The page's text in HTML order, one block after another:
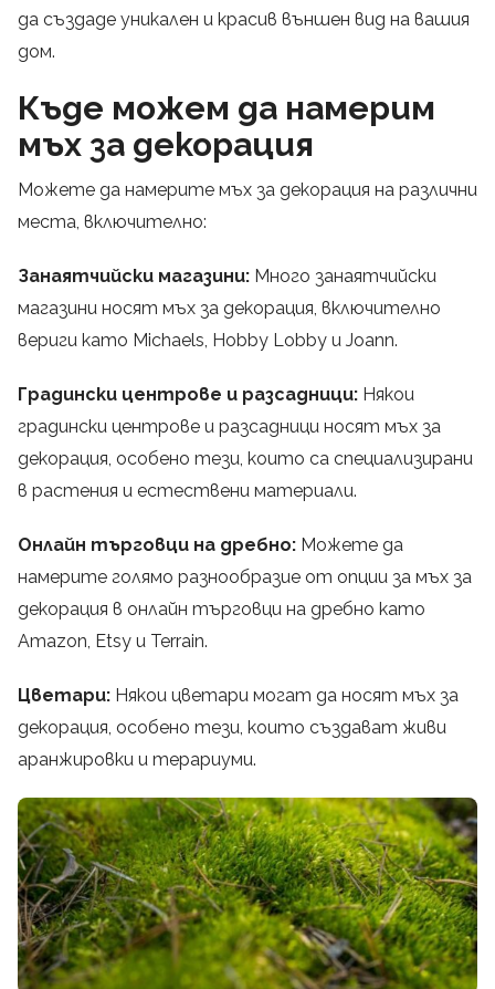
да създаде уникален и красив външен вид на вашия
дом.
Къде можем да намерим
мъх за декорация
Можете да намерите мъх за декорация на различни
места, включително:
Занаятчийски магазини: Много занаятчийски
магазини носят мъх за декорация, включително
вериги като Michaels, Hobby Lobby и Joann.
Градински центрове и разсадници: Някои
градински центрове и разсадници носят мъх за
декорация, особено тези, които са специализирани
в растения и естествени материали.
Онлайн търговци на дребно: Можете да
намерите голямо разнообразие от опции за мъх за
декорация в онлайн търговци на дребно като
Amazon, Etsy и Terrain.
Цветари: Някои цветари могат да носят мъх за
декорация, особено тези, които създават живи
аранжировки и терариуми.